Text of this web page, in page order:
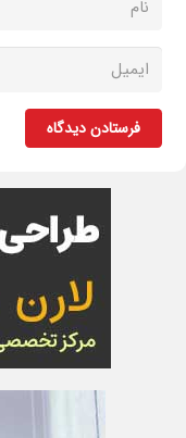
فرستادن دیدگاه